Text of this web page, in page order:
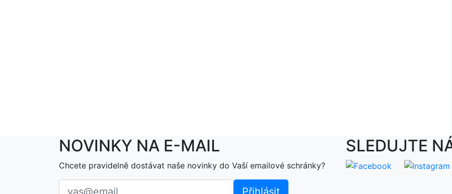
NOVINKY NA E-MAIL
Chcete pravidelně dostávat naše novinky do Vaší emailové schránky?
SLEDUJTE